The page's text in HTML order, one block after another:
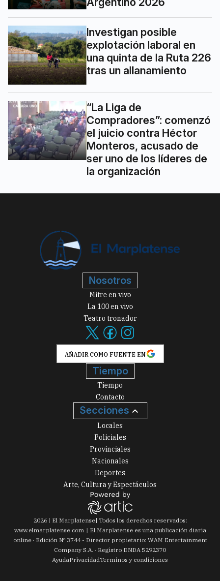
Investigan posible
explotación laboral en
una quinta de la Ruta 226
tras un allanamiento
“La Liga de
Compradores”: comenzó
el juicio contra Héctor
Monteros, acusado de
ser uno de los líderes de
la organización
Nosotros
Mitre en vivo
La 100 en vivo
Teatro tronador
AÑADIR COMO FUENTE EN
Tiempo
Tiempo
Contacto
Secciones
Locales
Policiales
Provinciales
Nacionales
Deportes
Arte, Cultura y Espectáculos
2026| El Marplatense| Todos los derechos reservados:
www.elmarplatense.com
El Marplatense es una publicación diaria
online · Edición Nº 3744- Director propietario: WAM Entertainment
Company S.A. · Registro DNDA 5292370
AyudaPrivacidadTerminos y condiciones